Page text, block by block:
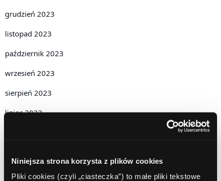
Niniejsza strona korzysta z plików cookies
Pliki cookies (czyli „ciasteczka”) to małe pliki tekstowe
grudzień 2023
listopad 2023
październik 2023
wrzesień 2023
sierpień 2023
lipiec 2023
marzec 2023